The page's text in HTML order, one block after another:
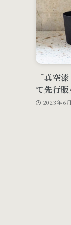
「真空
て先行販
2023年6